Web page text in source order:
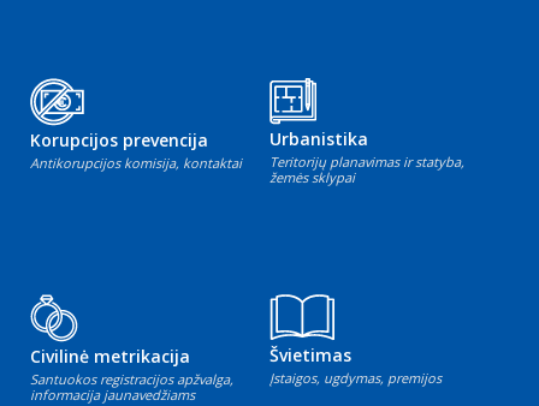
Korupcijos prevencija
Antikorupcijos komisija, kontaktai
Urbanistika
Teritorijų planavimas ir statyba,
žemės sklypai
Civilinė metrikacija
Santuokos registracijos apžvalga,
informacija jaunavedžiams
Švietimas
Įstaigos, ugdymas, premijos